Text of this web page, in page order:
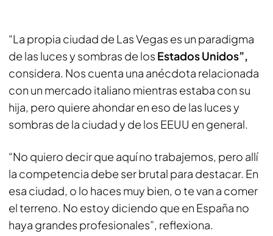
“La propia ciudad de Las Vegas es un paradigma
de las luces y sombras de los Estados Unidos”,
considera. Nos cuenta una anécdota relacionada
con un mercado italiano mientras estaba con su
hija, pero quiere ahondar en eso de las luces y
sombras de la ciudad y de los EEUU en general.
“No quiero decir que aquí no trabajemos, pero allí
la competencia debe ser brutal para destacar. En
esa ciudad, o lo haces muy bien, o te van a comer
el terreno. No estoy diciendo que en España no
haya grandes profesionales”, reflexiona.